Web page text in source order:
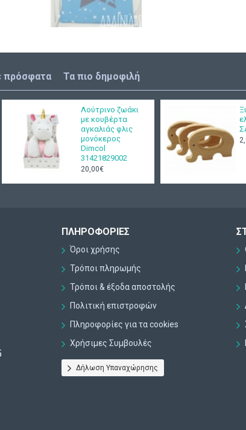
πρόσφατα Τα πιο δημοφιλή
Λούτρινο ζωάκι
με κουβέρτα
αγκαλιάς φλις
μονόκερος
Dimcol
31421829002
20,00€
ΠΛΗΡΟΦΟΡΊΕΣ
Όροι χρήσης
Τρόποι πληρωμής
Τρόποι & έξοδα αποστολής
Πολιτική επιστροφών
Πληροφορίες για τα cookies
Χρήσιμες Συμβουλές
Δήλωση Υπαναχώρησης